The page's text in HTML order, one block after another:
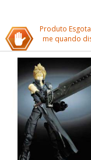
Produto
me quando